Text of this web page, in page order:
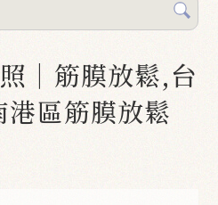
｜筋膜放鬆,台
區筋膜放鬆